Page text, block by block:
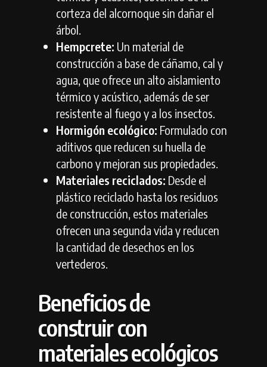
corteza del alcornoque sin dañar el
árbol.
Hempcrete: Un material de
construcción a base de cáñamo, cal y
agua, que ofrece un alto aislamiento
térmico y acústico, además de ser
resistente al fuego y a los insectos.
Hormigón ecológico: Formulado con
aditivos que reducen su huella de
carbono y mejoran sus propiedades.
Materiales reciclados: Desde el
plástico reciclado hasta los residuos
de construcción, estos materiales
ofrecen una segunda vida y reducen
la cantidad de desechos en los
vertederos.
Beneficios de
construir con
materiales ecológicos